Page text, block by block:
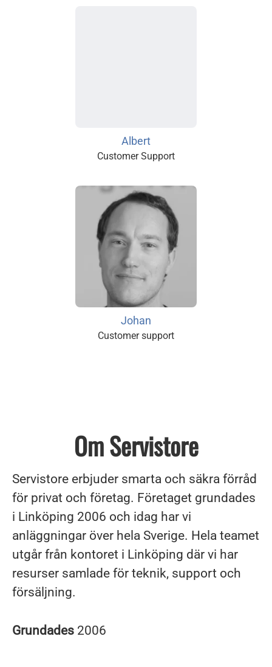
Albert
Customer Support
Johan
Customer support
Om Servistore
Servistore erbjuder smarta och säkra förråd
för privat och företag. Företaget grundades
i Linköping 2006 och idag har vi
anläggningar över hela Sverige. Hela teamet
utgår från kontoret i Linköping där vi har
resurser samlade för teknik, support och
försäljning.
Grundades 2006